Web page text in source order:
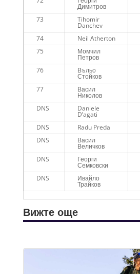
Димитров
73 Tihomir
Danchev
74 Neil Atherton
75
Момчил
Петров
76 Въльо
Стойков
77 Васил
Николов
DNS Daniele
D’agati
DNS Radu Preda
DNS
Васил
Величков
DNS Георги
Семковски
DNS Ивайло
Трайков
Вижте още